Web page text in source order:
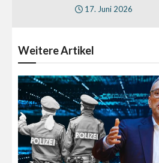
17. Juni 2026
WeitereArtikel